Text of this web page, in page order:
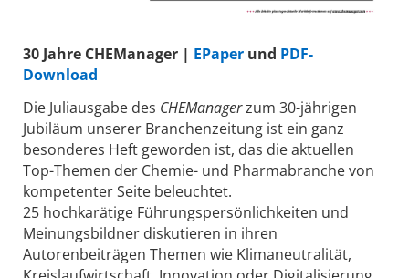
30 Jahre CHEManager | EPaper und PDF-
Download
Die Juliausgabe des CHEManagerzum 30-jährigen
Jubiläum unserer Branchenzeitung ist ein ganz
besonderes Heft geworden ist, das die aktuellen
Top-Themen der Chemie- und Pharmabranche von
kompetenter Seite beleuchtet.
25 hochkarätige Führungspersönlichkeiten und
Meinungsbildner diskutieren in ihren
Autorenbeiträgen Themen wie Klimaneutralität,